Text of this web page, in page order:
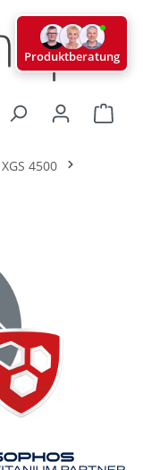
XGS 4500
Produktberatung